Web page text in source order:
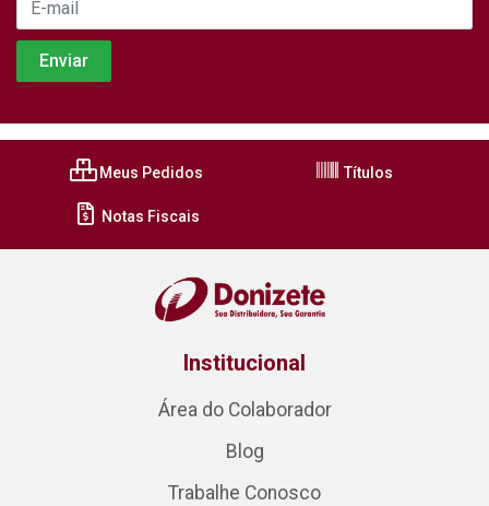
Meus Pedidos Títulos
Notas Fiscais
Institucional
Área do Colaborador
Blog
Trabalhe Conosco